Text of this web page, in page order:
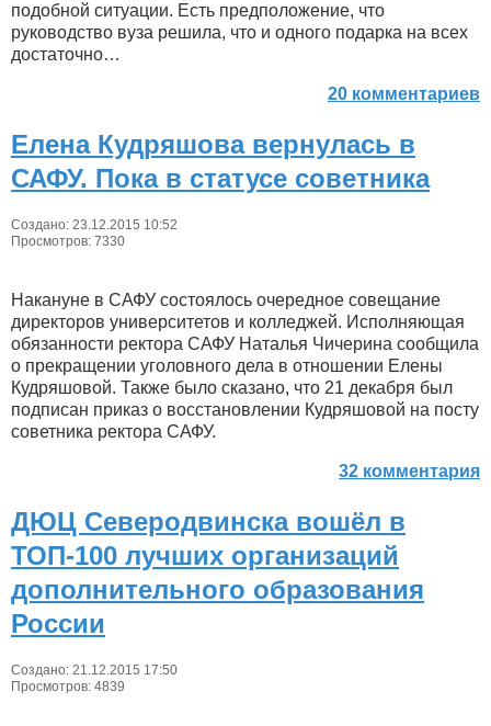
подобной ситуации. Есть предположение, что
руководство вуза решила, что и одного подарка на всех
достаточно…
20 комментариев
Елена Кудряшова вернулась в
САФУ. Пока в статусе советника
Создано: 23.12.2015 10:52
Просмотров: 7330
Накануне в САФУ состоялось очередное совещание
директоров университетов и колледжей. Исполняющая
обязанности ректора САФУ Наталья Чичерина сообщила
о прекращении уголовного дела в отношении Елены
Кудряшовой. Также было сказано, что 21 декабря был
подписан приказ о восстановлении Кудряшовой на посту
советника ректора САФУ.
32 комментария
ДЮЦ Северодвинска вошёл в
ТОП-100 лучших организаций
дополнительного образования
России
Создано: 21.12.2015 17:50
Просмотров: 4839